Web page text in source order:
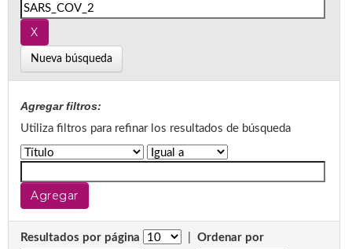
Nueva búsqueda
Agregar filtros:
Utiliza filtros para refinar los resultados de búsqueda
Resultados por página
Ordenar por